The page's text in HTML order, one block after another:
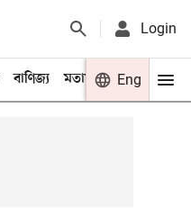
Login
বাণিজ্য মতামত খেলা
Eng